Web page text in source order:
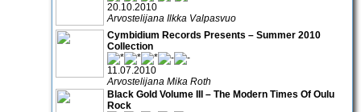
20.10.2010
Arvostelijana Ilkka Valpasvuo
Cymbidium Records Presents – Summer 2010
Collection
11.07.2010
Arvostelijana Mika Roth
Black Gold Volume III – The Modern Times Of Oulu
Rock